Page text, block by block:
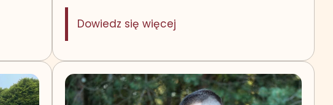
Dowiedz się więcej